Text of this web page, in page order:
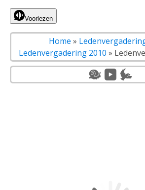
Voorlezen
Home »
Ledenvergadering 2010 »